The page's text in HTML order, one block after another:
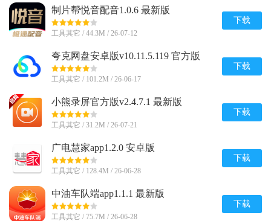
制片帮悦音配音1.0.6 最新版
工具其它 / 44.3M / 26-07-12
下载
夸克网盘安卓版v10.11.5.119 官方版
工具其它 / 101.2M / 26-06-17
下载
小熊录屏官方版v2.4.7.1 最新版
工具其它 / 31.2M / 26-07-21
下载
广电慧家app1.2.0 安卓版
工具其它 / 128.4M / 26-06-28
下载
中油车队端app1.1.1 最新版
工具其它 / 75.7M / 26-06-28
下载